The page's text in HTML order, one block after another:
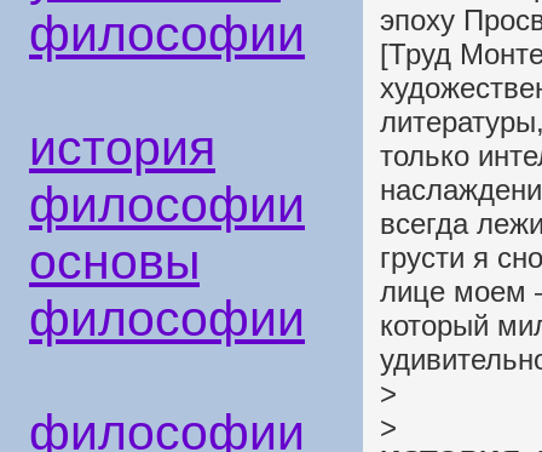
философии
история
философии
основы
философии
философии
эпоху
[Труд
только
всегда
грусти я
лице моем
который
>
>